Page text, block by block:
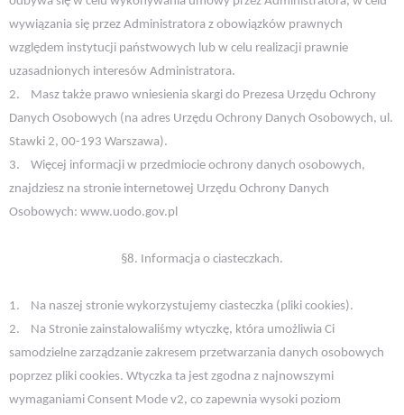
wywiązania się przez Administratora z obowiązków prawnych
względem instytucji państwowych lub w celu realizacji prawnie
uzasadnionych interesów Administratora.
2.
Masz także prawo wniesienia skargi do Prezesa Urzędu Ochrony
Danych Osobowych (na adres Urzędu Ochrony Danych Osobowych, ul.
Stawki 2, 00-193 Warszawa).
3.
Więcej informacji w przedmiocie ochrony danych osobowych,
znajdziesz na stronie internetowej Urzędu Ochrony Danych
Osobowych: www.uodo.gov.pl
§8. Informacja o ciasteczkach.
1.
Na naszej stronie wykorzystujemy ciasteczka (pliki cookies).
2.
Na Stronie zainstalowaliśmy wtyczkę, która umożliwia Ci
samodzielne zarządzanie zakresem przetwarzania danych osobowych
poprzez pliki cookies. Wtyczka ta jest zgodna z najnowszymi
wymaganiami Consent Mode v2, co zapewnia wysoki poziom